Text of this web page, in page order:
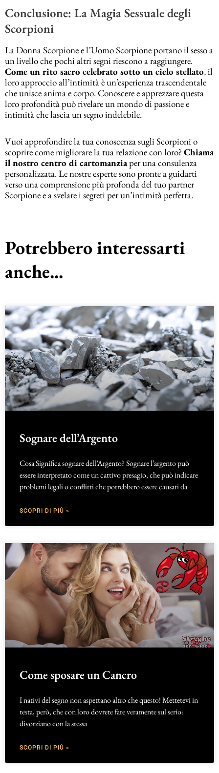
Conclusione: La Magia Sessuale degli
Scorpioni
La Donna Scorpione e l’Uomo Scorpione portano il sesso a
un livello che pochi altri segni riescono a raggiungere.
Come un rito sacro celebrato sotto un cielo stellato, il
loro approccio all’intimità è un’esperienza trascendentale
che unisce anima e corpo. Conoscere e apprezzare questa
loro profondità può rivelare un mondo di passione e
intimità che lascia un segno indelebile.
Vuoi approfondire la tua conoscenza sugli Scorpioni o
scoprire come migliorare la tua relazione con loro? Chiama
il nostro centro di cartomanziaper una consulenza
personalizzata. Le nostre esperte sono pronte a guidarti
verso una comprensione più profonda del tuo partner
Scorpione e a svelare i segreti per un’intimità perfetta.
Potrebbero interessarti
anche...
Sognare dell’Argento
Cosa Significa sognare dell’Argento? Sognare l’argento può
essere interpretato come un cattivo presagio, che può indicare
problemi legali o conflitti che potrebbero essere causati da
SCOPRI DI PIÙ »
Come sposare un Cancro
I nativi del segno non aspettano altro che questo! Mettetevi in
testa, però, che con loro dovrete fare veramente sul serio:
divorziano con la stessa
SCOPRI DI PIÙ »